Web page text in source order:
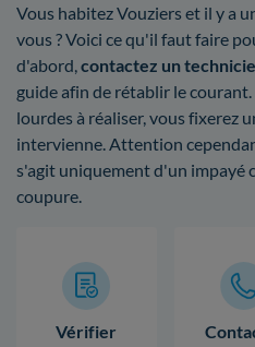
Vous habitez Vouziers et il y a
vous ? Voici ce qu'il faut faire
d'abord, contactez un
guide afin de rétablir le
lourdes à réaliser, vous fixerez
intervienne. Attention
s'agit uniquement d'un impayé
coupure.
Vérifier